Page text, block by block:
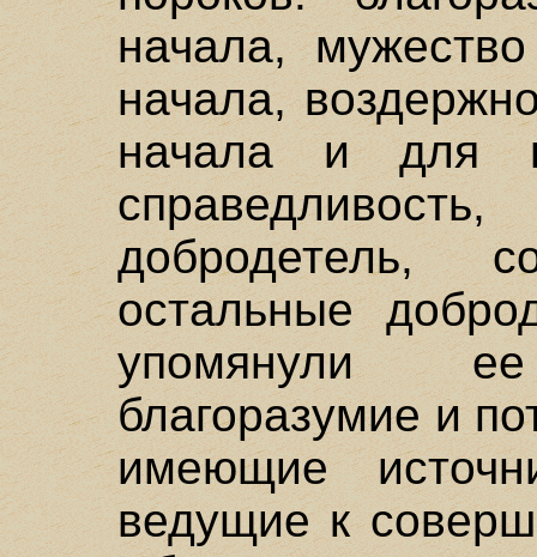
начала,
начала,
начала и для
добродетель,
остальные
упомянули
благоразумие и
имеющие
ведущие к